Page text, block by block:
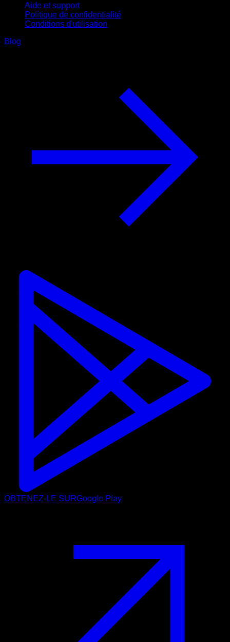
Aide et support
Politique de confidentialité
Conditions d'utilisation
Blog
OBTENEZ-LE SURGoogle Play